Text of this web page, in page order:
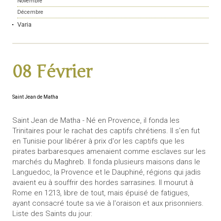
Décembre
Varia
08 Février
Saint Jean de Matha
Saint Jean de Matha - Né en Provence, il fonda les
Trinitaires pour le rachat des captifs chrétiens. Il s'en fut
en Tunisie pour libérer à prix d'or les captifs que les
pirates barbaresques amenaient comme esclaves sur les
marchés du Maghreb. Il fonda plusieurs maisons dans le
Languedoc, la Provence et le Dauphiné, régions qui jadis
avaient eu à souffrir des hordes sarrasines. Il mourut à
Rome en 1213, libre de tout, mais épuisé de fatigues,
ayant consacré toute sa vie à l'oraison et aux prisonniers.
Liste des Saints du jour: